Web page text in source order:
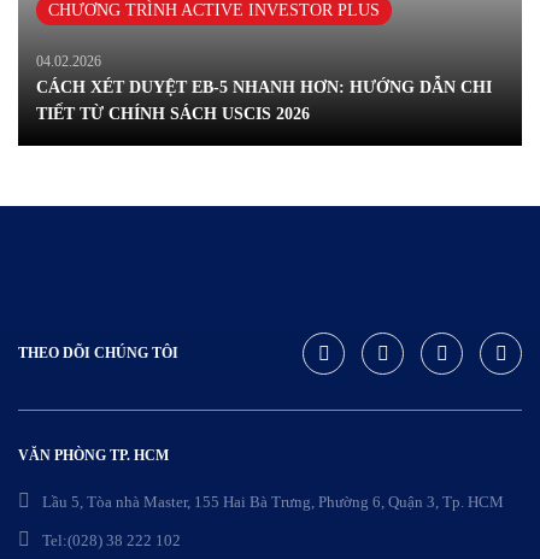
CHƯƠNG TRÌNH ACTIVE INVESTOR PLUS
04.02.2026
CÁCH XÉT DUYỆT EB-5 NHANH HƠN: HƯỚNG DẪN CHI
TIẾT TỪ CHÍNH SÁCH USCIS 2026
THEO DÕI CHÚNG TÔI
VĂN PHÒNG TP. HCM
Lầu 5, Tòa nhà Master, 155 Hai Bà Trưng, Phường 6, Quận 3, Tp. HCM
Tel:(028) 38 222 102